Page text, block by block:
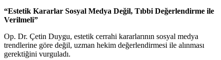
“Estetik Kararlar Sosyal Medya Değil, Tıbbi Değerlendirme ile
Verilmeli”
Op. Dr. Çetin Duygu, estetik cerrahi kararlarının sosyal medya
trendlerine göre değil, uzman hekim değerlendirmesi ile alınması
gerektiğini vurguladı.